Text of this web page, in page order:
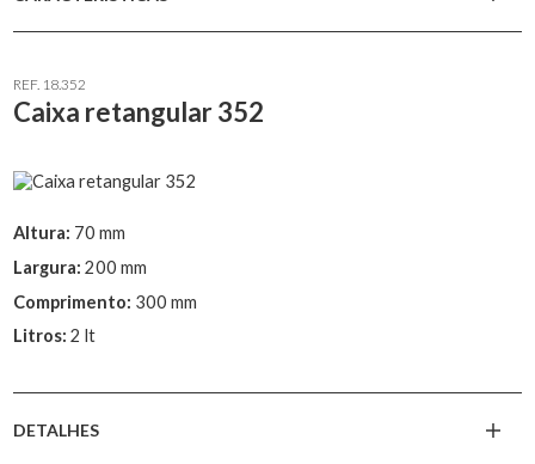
REF. 18.352
Caixa retangular 352
Altura: 70 mm
Largura: 200 mm
Comprimento: 300 mm
Litros: 2 lt
DETALHES